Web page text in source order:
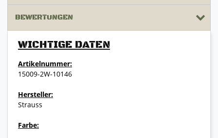
BEWERTUNGEN
WICHTIGE DATEN
Artikelnummer:
15009-2W-10146
Hersteller:
Strauss
Farbe: